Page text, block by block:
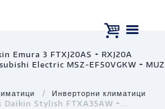
Emura 3 FTXJ20AS + RXJ20A
Electric MSZ-EF50VGKW +
Инверторни климатици
Daikin Stylish FTXA35AW +...